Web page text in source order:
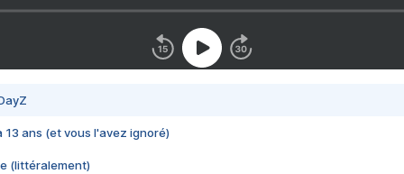
13 ans (et vous l'avez ignoré)
(littéralement)